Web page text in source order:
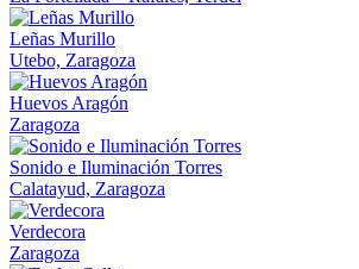
Leñas Murillo
Utebo, Zaragoza
Huevos Aragón
Zaragoza
Sonido e Iluminación Torres
Calatayud, Zaragoza
Verdecora
Zaragoza